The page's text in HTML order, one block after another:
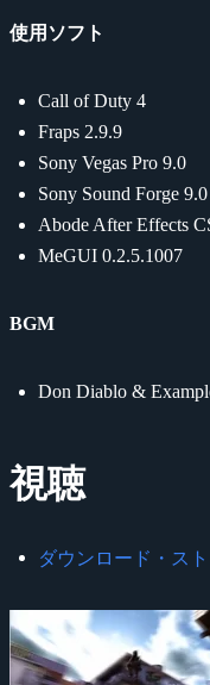
使用ソフト
Call of Duty 4
Fraps 2.9.9
Sony Vegas Pro 9.0
Sony Sound Forge 9.0
Abode After Effects
MeGUI 0.2.5.1007
BGM
Don Diablo &
視聴
ダウンロード・ス